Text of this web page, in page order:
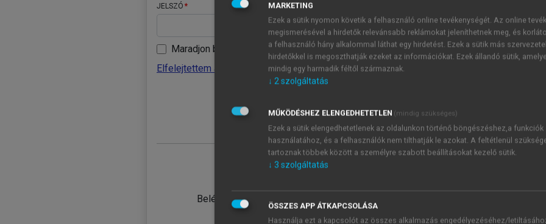
JELSZÓ
Maradjon belépve
Elfelejtettem a jelszavamat
Belépés intézményi azonosítóval
JELSZÓ
Kérek értesítést a MeRSZ
Kérek értesítést az
MARKETING
Ezek a sütik nyomon követik a felhasználó online tevékenységét. Az online
megismerésével a hirdetők relevánsabb reklámokat jeleníthetnek meg, és
a felhasználó hány alkalommal láthat egy hirdetést. Ezek a sütik más
hirdetőkkel is megoszthatják ezeket az információkat. Ezek állandó sütik,
mindig egy harmadik féltől származnak.
↓ 2szolgáltatás
MŰKÖDÉSHEZ ELENGEDHETETLEN (mindig szükséges)
Ezek a sütik elengedhetetlenek az oldalunkon történő böngészéshez,a funkciók
használatához, és a felhasználók nem tilthatják le azokat. A feltétlenül
tartoznak többek között a személyre szabott beállításokat kezelő sütik.
↓ 3 szolgáltatás
ÖSSZES APP ÁTKAPCSOLÁSA
Használja ezt a kapcsolót az összes alkalmazás engedélyezéséhez/